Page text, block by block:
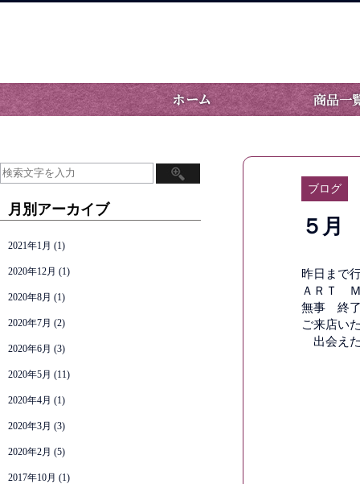
ブログ
５月
昨日まで
ＡＲＴ
無事 終了
ご来店い
出会え
月別アーカイブ
2021年1月 (1)
2020年12月 (1)
2020年8月 (1)
2020年7月 (2)
2020年6月 (3)
2020年5月 (11)
2020年4月 (1)
2020年3月 (3)
2020年2月 (5)
2017年10月 (1)